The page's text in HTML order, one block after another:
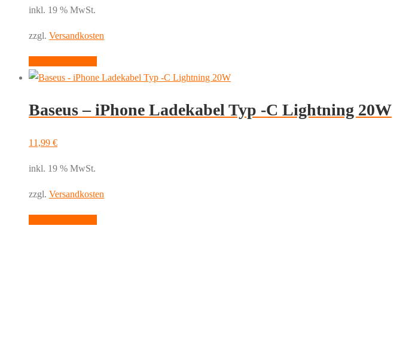
Produktseite
werden
inkl. 19 % MwSt.
zzgl. Versandkosten
Baseus – iPhone Ladekabel Typ -C Lightning 20W
11,99 €
inkl. 19 % MwSt.
zzgl. Versandkosten